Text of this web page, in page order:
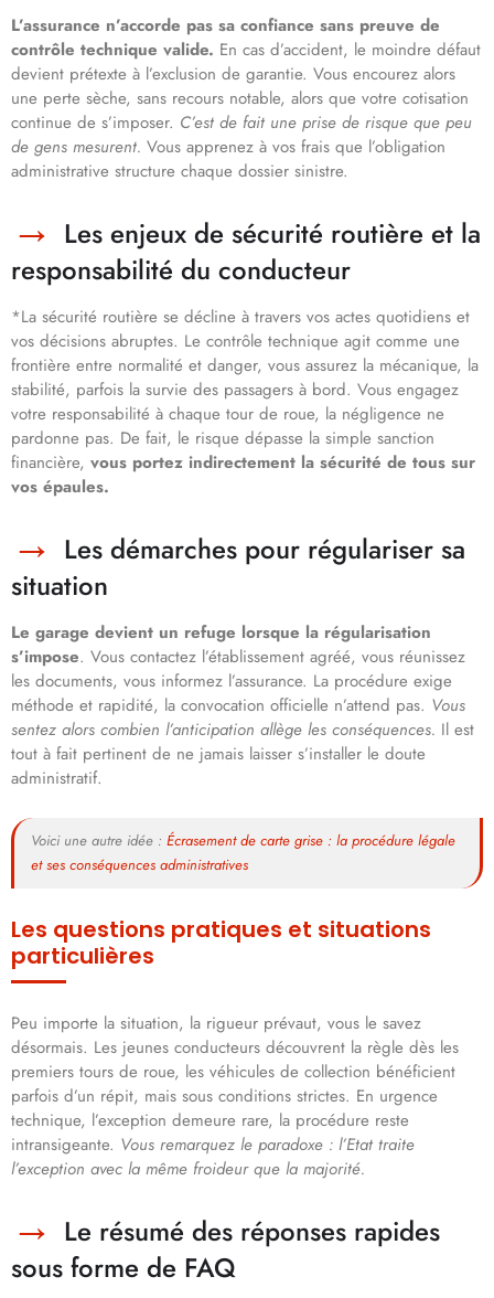
L’assurance n’accorde pas sa confiance sans preuve de
contrôle technique valide. En cas d’accident, le moindre défaut
devient prétexte à l’exclusion de garantie. Vous encourez alors
une perte sèche, sans recours notable, alors que votre cotisation
continue de s’imposer. C’est de fait une prise de risque que peu
de gens mesurent. Vous apprenez à vos frais que l’obligation
administrative structure chaque dossier sinistre.
Les enjeux de sécurité routière et la
responsabilité du conducteur
*La sécurité routière se décline à travers vos actes quotidiens et
vos décisions abruptes. Le contrôle technique agit comme une
frontière entre normalité et danger, vous assurez la mécanique, la
stabilité, parfois la survie des passagers à bord. Vous engagez
votre responsabilité à chaque tour de roue, la négligence ne
pardonne pas. De fait, le risque dépasse la simple sanction
financière, vous portez indirectement la sécurité de tous sur
vos épaules.
Les démarches pour régulariser sa
situation
Le garage devient un refuge lorsque la régularisation
s’impose. Vous contactez l’établissement agréé, vous réunissez
les documents, vous informez l’assurance. La procédure exige
méthode et rapidité, la convocation officielle n’attend pas. Vous
sentez alors combien l’anticipation allège les conséquences. Il est
tout à fait pertinent de ne jamais laisser s’installer le doute
administratif.
Voici une autre idée : Écrasement de carte grise : la procédure légale
et ses conséquences administratives
Les questions pratiques et situations
particulières
Peu importe la situation, la rigueur prévaut, vous le savez
désormais. Les jeunes conducteurs découvrent la règle dès les
premiers tours de roue, les véhicules de collection bénéficient
parfois d’un répit, mais sous conditions strictes. En urgence
technique, l’exception demeure rare, la procédure reste
intransigeante. Vous remarquez le paradoxe : l’Etat traite
l’exception avec la même froideur que la majorité.
Le résumé des réponses rapides
sous forme de FAQ